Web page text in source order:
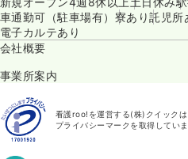
車通勤可（駐車場有） 寮あり託児所
電子カルテあり
会社概要
事業所案内
看護roo!を運営する(株)クイック
プライバシーマークを取得していま